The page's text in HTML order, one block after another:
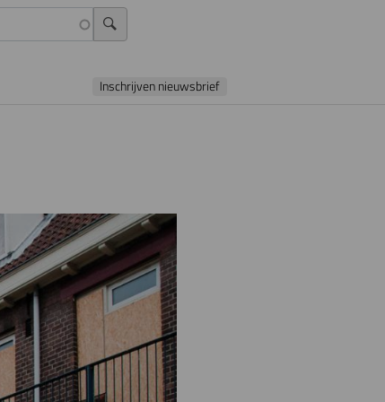
Inschrijven nieuwsbrief